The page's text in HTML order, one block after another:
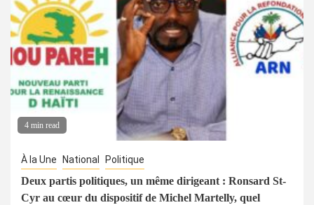
4 min read
À la Une National Politique
Deux partis politiques, un même dirigeant : Ronsard St-
Cyr au cœur du dispositif de Michel Martelly, quel